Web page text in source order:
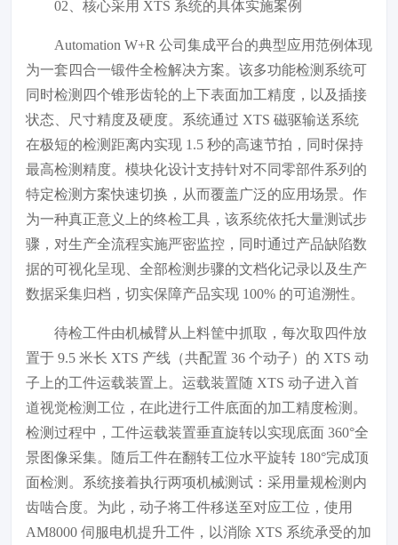
02、 核心采用 XTS 系统的具体实施案例
Automation W+R 公司集成平台的典型应用范例体现
为一套四合一锻件全检解决方案。该多功能检测系统可
同时检测四个锥形齿轮的上下表面加工精度，以及插接
状态、尺寸精度及硬度。系统通过 XTS 磁驱输送系统
在极短的检测距离内实现 1.5 秒的高速节拍，同时保持
最高检测精度。模块化设计支持针对不同零部件系列的
特定检测方案快速切换，从而覆盖广泛的应用场景。作
为一种真正意义上的终检工具，该系统依托大量测试步
骤，对生产全流程实施严密监控，同时通过产品缺陷数
据的可视化呈现、全部检测步骤的文档化记录以及生产
数据采集归档，切实保障产品实现 100% 的可追溯性。
待检工件由机械臂从上料筐中抓取，每次取四件放
置于 9.5 米长 XTS 产线（共配置 36 个动子）的 XTS 动
子上的工件运载装置上。运载装置随 XTS 动子进入首
道视觉检测工位，在此进行工件底面的加工精度检测。
检测过程中，工件运载装置垂直旋转以实现底面 360°全
景图像采集。随后工件在翻转工位水平旋转 180°完成顶
面检测。系统接着执行两项机械测试：采用量规检测内
齿啮合度。为此，动子将工件移送至对应工位，使用
AM8000 伺服电机提升工件，以消除 XTS 系统承受的加